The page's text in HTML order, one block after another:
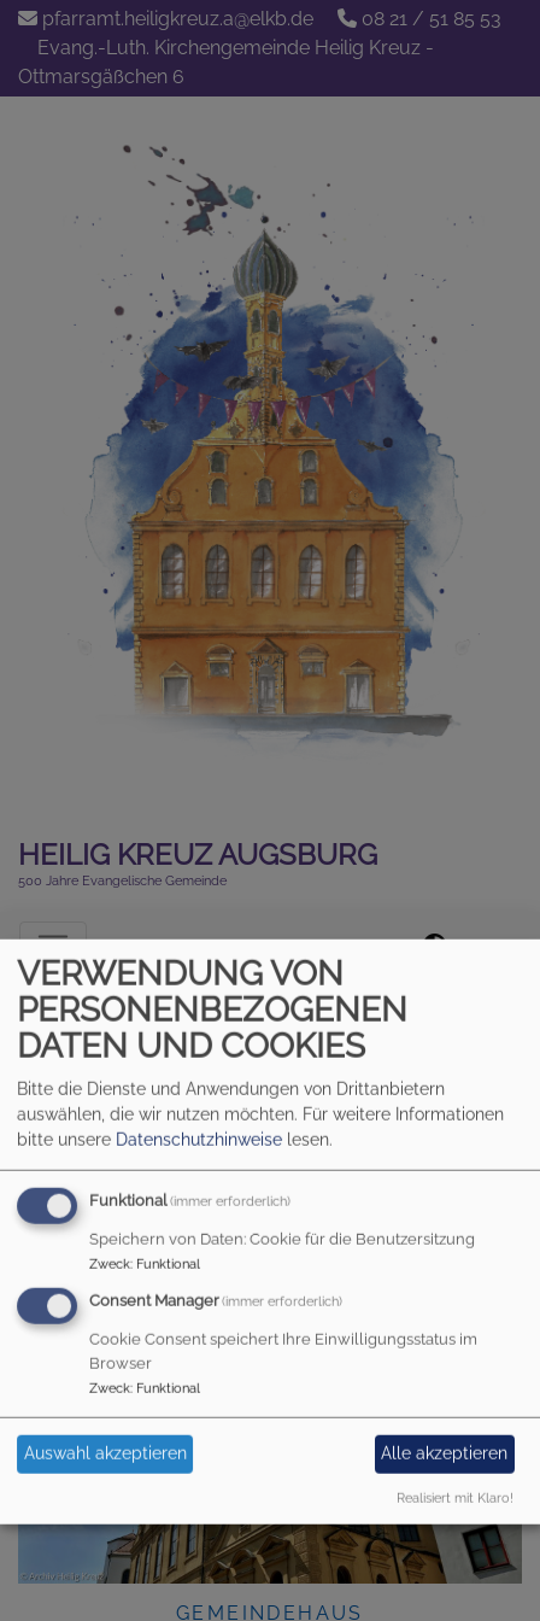
Direkt
zum
Inhalt
pfarramt.heiligkreuz.a@elkb.de
08 21 / 51 85 53
Evang.-Luth. Kirchengemeinde Heilig Kreuz -
Ottmarsgäßchen 6
HEILIG KREUZ AUGSBURG
500 Jahre Evangelische Gemeinde
Hauptnavigation
Startseite Wer wir sind Orte
ORTE
GEMEINDEHAUS
VERWENDUNG VON
PERSONENBEZOGENEN
DATEN UND COOKIES
Bitte die Dienste und Anwendungen von Drittanbietern
auswählen, die wir nutzen möchten. Für weitere Informationen
bitte unsere Datenschutzhinweise lesen.
Funktional(immer erforderlich)
Speichern von Daten: Cookie für die Benutzersitzung
Zweck: Funktional
Consent Manager(immer erforderlich)
Cookie Consent speichert Ihre Einwilligungsstatus im
Browser
Zweck: Funktional
Auswahl akzeptieren Alle akzeptieren
Realisiert mit Klaro!